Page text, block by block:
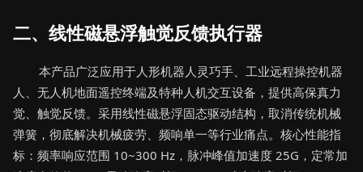
二、线性磁悬浮触觉反馈执行器
本产品广泛应用于人形机器人灵巧手、工业远程操控机器
人、无人机地面遥控终端及特种人机交互设备，提供高保真力
觉、触觉反馈。采用线性磁悬浮固态驱动结构，取消传统机械
弹簧，彻底解决机械疲劳、频响单一等行业痛点。核心性能指
标：频率响应范围 10~300 Hz，脉冲峰值加速度 25G，定常加